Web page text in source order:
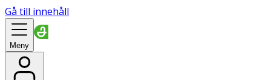
Gå till innehåll
Meny